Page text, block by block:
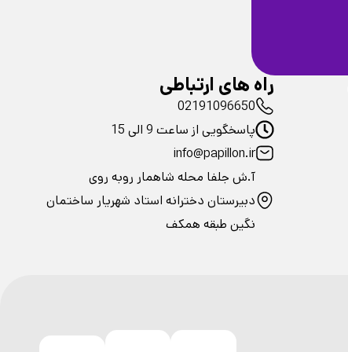
راه های ارتباطی
02191096650
پاسخگویی از ساعت 9 الی 15
info@papillon.ir
آ.ش جلفا محله شاهمار روبه روی
دبیرستان دخترانه استاد شهریار ساختمان
نگین طبقه همکف